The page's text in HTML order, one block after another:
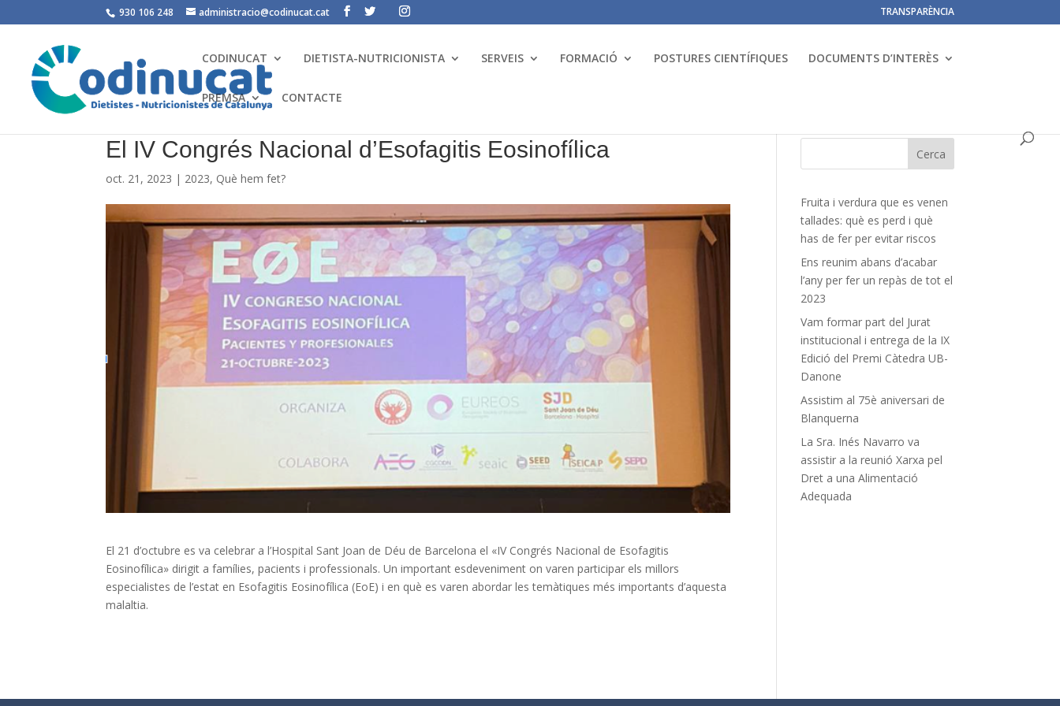
930 106 248 administracio@codinucat.cat TRANSPARÈNCIA
CODINUCAT DIETISTA-NUTRICIONISTA SERVEIS FORMACIÓ POSTURES CIENTÍFIQUES DOCUMENTS D’INTERÈS
PREMSA CONTACTE
El IV Congrés Nacional d’Esofagitis Eosinofílica
oct. 21, 2023 | 2023, Què hem fet?
El 21 d’octubre es va celebrar a l’Hospital Sant Joan de Déu de Barcelona el «IV Congrés Nacional de Esofagitis
Eosinofílica» dirigit a famílies, pacients i professionals. Un important esdeveniment on varen participar els millors
especialistes de l’estat en Esofagitis Eosinofílica (EoE) i en què es varen abordar les temàtiques més importants d’aquesta
malaltia.
Fruita i verdura que es venen
tallades: què es perd i què
has de fer per evitar riscos
Ens reunim abans d’acabar
l’any per fer un repàs de tot el
2023
Vam formar part del Jurat
institucional i entrega de la IX
Edició del Premi Càtedra UB-
Danone
Assistim al 75è aniversari de
Blanquerna
La Sra. Inés Navarro va
assistir a la reunió Xarxa pel
Dret a una Alimentació
Adequada